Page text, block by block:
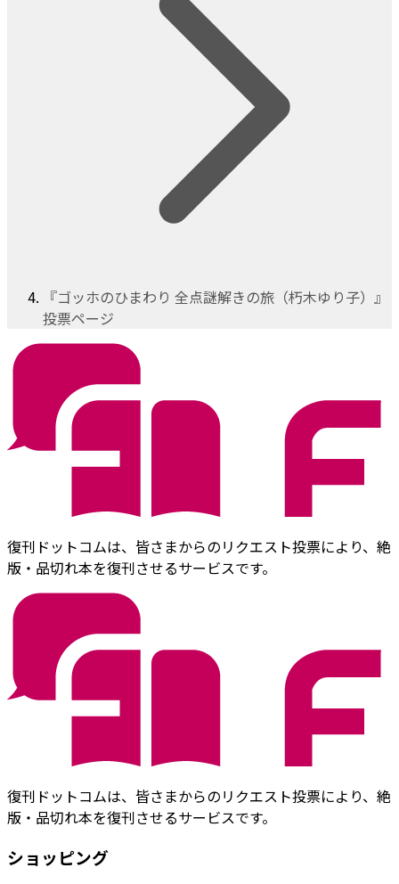
『ゴッホのひまわり 全点謎解きの旅（朽木ゆり子）』
投票ページ
復刊ドットコムは、皆さまからのリクエスト投票により、絶
版・品切れ本を復刊させるサービスです。
復刊ドットコムは、皆さまからのリクエスト投票により、絶
版・品切れ本を復刊させるサービスです。
ショッピング